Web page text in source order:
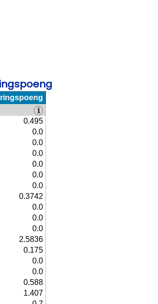
0.495
0.0
0.0
0.0
0.0
0.0
0.0
0.3742
0.0
0.0
0.0
2.5836
0.175
0.0
0.0
0.588
1.407